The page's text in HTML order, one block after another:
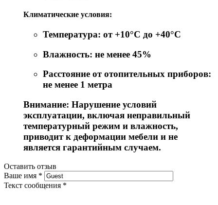
Климатические условия:
Температура: от +10°C до +40°C
Влажность: не менее 45%
Расстояние от отопительных приборов:
не менее 1 метра
Внимание: Нарушение условий
эксплуатации, включая неправильный
температурный режим и влажность,
приводит к деформации мебели и не
является гарантийным случаем.
Оставить отзыв
Ваше имя *
Текст сообщения *